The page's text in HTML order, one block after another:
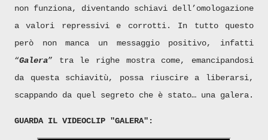
non funziona, diventando schiavi dell’omologazione
a valori repressivi e corrotti. In tutto questo
però non manca un messaggio positivo, infatti
“Galera” tra le righe mostra come, emancipandosi
da questa schiavitù, possa riuscire a liberarsi,
scappando da quel segreto che è stato… una galera.
GUARDA IL VIDEOCLIP "GALERA":